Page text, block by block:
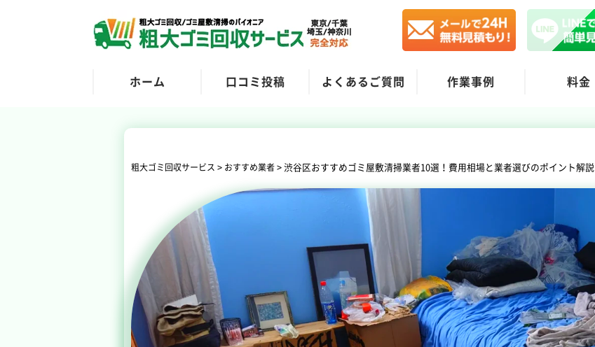
ホーム 口コミ投稿 よくあるご質問 作業事例 料金
粗大ゴミ回収サービス > おすすめ業者>渋谷区おすすめゴミ屋敷清掃業者10選！費用相場と業者選びのポイント解説